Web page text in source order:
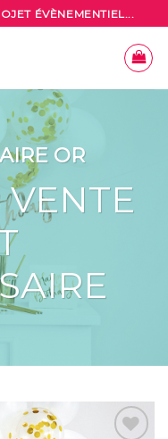
ÉVÈNEMENTIEL...
OR
VENTE